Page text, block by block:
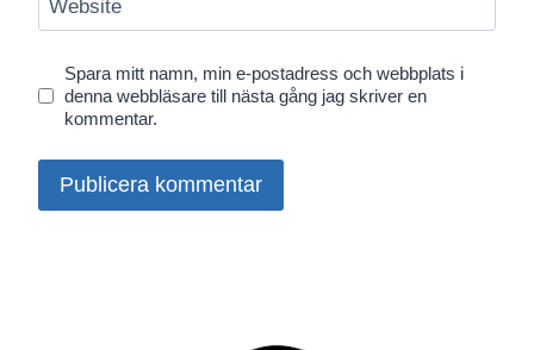
Website
Spara mitt namn, min e-postadress och webbplats i
denna webbläsare till nästa gång jag skriver en
kommentar.